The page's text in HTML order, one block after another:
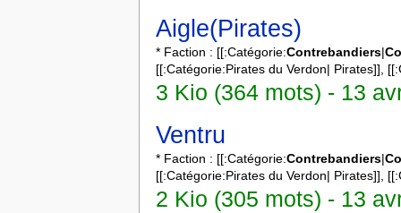
Aigle(Pirates)
* Faction : [[:Catégorie:Contrebandiers|
[[:Catégorie:Pirates du Verdon| Pirates]],
3 Kio (364 mots) - 13
Ventru
* Faction : [[:Catégorie:Contrebandiers|
[[:Catégorie:Pirates du Verdon| Pirates]],
2 Kio (305 mots) - 13